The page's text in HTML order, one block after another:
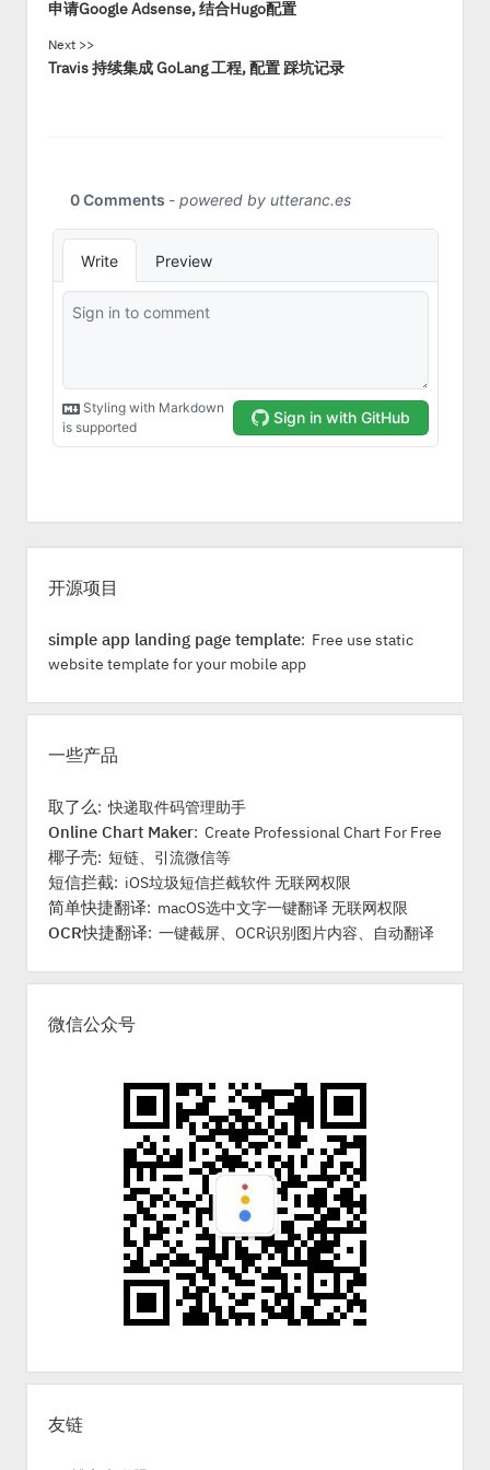
申请Google Adsense, 结合Hugo配置
Next >>
Travis 持续集成 GoLang 工程, 配置 踩坑记录
r
开源项目
simple app landing page template: Free use static
website template for your mobile app
一些产品
取了么: 快递取件码管理助手
Online Chart Maker: Create Professional Chart For Free
椰子壳: 短链、引流微信等
短信拦截: iOS垃圾短信拦截软件 无联网权限
简单快捷翻译: macOS选中文字一键翻译 无联网权限
OCR快捷翻译: 一键截屏、OCR识别图片内容、自动翻译
微信公众号
友链